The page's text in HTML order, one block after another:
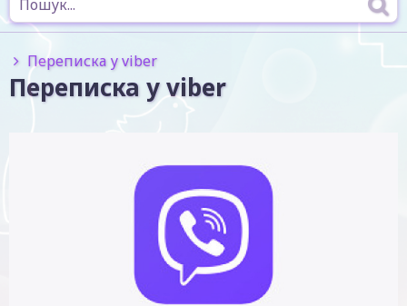
Переписка у viber
Переписка у viber